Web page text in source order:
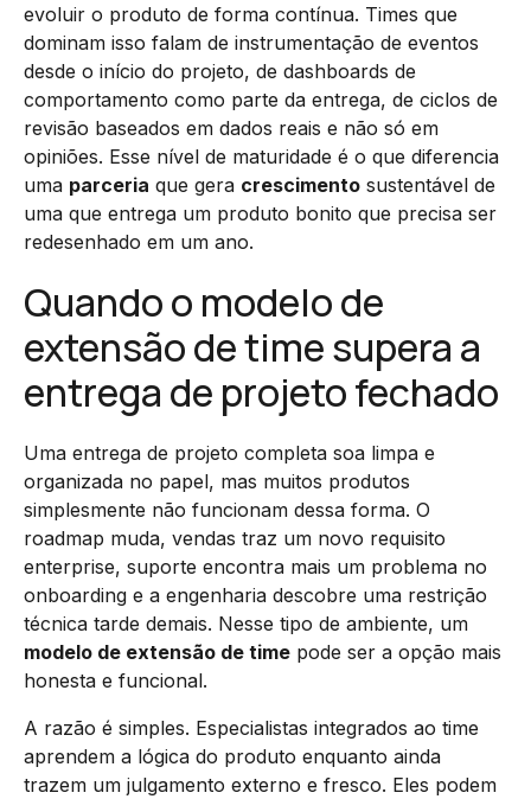
evoluir o produto de forma contínua. Times que
dominam isso falam de instrumentação de eventos
desde o início do projeto, de dashboards de
comportamento como parte da entrega, de ciclos de
revisão baseados em dados reais e não só em
opiniões. Esse nível de maturidade é o que diferencia
uma parceria que gera crescimento sustentável de
uma que entrega um produto bonito que precisa ser
redesenhado em um ano.
Quando o modelo de
extensão de time supera a
entrega de projeto fechado
Uma entrega de projeto completa soa limpa e
organizada no papel, mas muitos produtos
simplesmente não funcionam dessa forma. O
roadmap muda, vendas traz um novo requisito
enterprise, suporte encontra mais um problema no
onboarding e a engenharia descobre uma restrição
técnica tarde demais. Nesse tipo de ambiente, um
modelo de extensão de time pode ser a opção mais
honesta e funcional.
A razão é simples. Especialistas integrados ao time
aprendem a lógica do produto enquanto ainda
trazem um julgamento externo e fresco. Eles podem